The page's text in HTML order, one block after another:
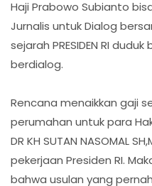
Haji Prabowo Subianto
Jurnalis untuk Dialog
sejarah PRESIDEN RI
berdialog.
Rencana menaikkan gaji
perumahan untuk para
DR KH SUTAN NASOMAL
pekerjaan Presiden RI.
bahwa usulan yang